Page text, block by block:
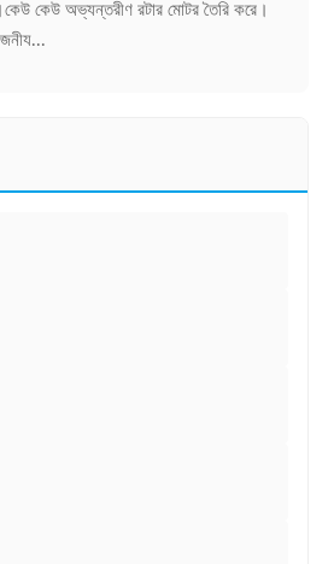
কেউ অভ্যন্তরীণ রটার মোটর তৈরি করে।